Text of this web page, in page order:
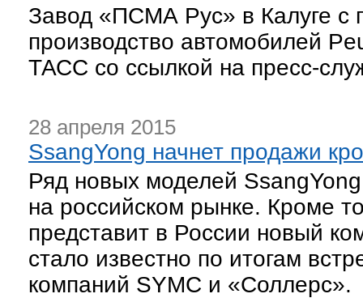
Завод «ПСМА Рус» в Калуге с
производство автомобилей
ТАСС со ссылкой на пресс-
28 апреля 2015
SsangYong начнет продажи
Ряд новых моделей
на российском рынке. Кроме
представит в России новый
стало известно по итогам
компаний SYMC и «Соллерс».